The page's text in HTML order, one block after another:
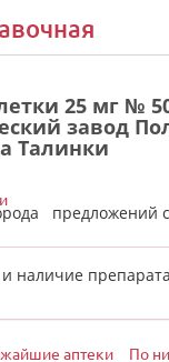
25 мг №
завод
Талинки
предложений
наличие
аптеки По